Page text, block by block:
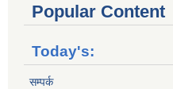
Popular Content
Today's:
सम्पर्क